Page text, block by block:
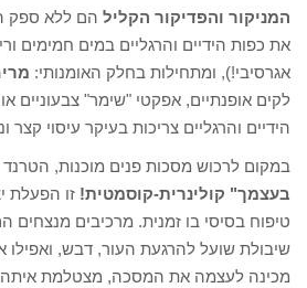
המניקור והפדיקור הקליל הם ללא ספק
את כפות הידיים והרגליים במים חמימים
אגרסיבי!), ומתחילות בחלק האומנותי:
לקים אופנתיים, אפקטי "שימר" צבעוניים
הידיים והרגליים צריכות בעיקר עיסוי קצר
במקום לרכוש מסכות פנים מוכנות, הטרנד
בעצמך" קולינרית-קוסמטית! זו הפעלת
טיפוח בסיסי בו זמנית. מרכיבים מנצחים
שיבולת שועל להרגעת העור, דבש, ואפילו
מכינה לעצמה את המסכה, מצטלמת איתה